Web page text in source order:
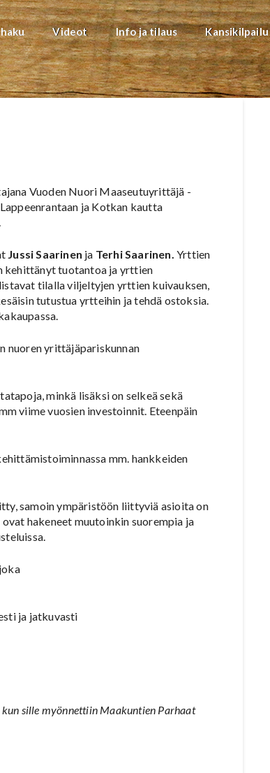
Videot Info ja tilaus Kansikilpailu
Vuoden Nuori Maaseutuyrittäjä -
ja Kotkan kautta
Jussi Saarinen ja Terhi Saarinen. Yrttien
kehittänyt tuotantoa ja yrttien
tilalla viljeltyjen yrttien kuivauksen,
tutustua yrtteihin ja tehdä ostoksia.
nuoren yrittäjäpariskunnan
minkä lisäksi on selkeä sekä
viime vuosien investoinnit. Eteenpäin
mm. hankkeiden
samoin ympäristöön liittyviä asioita on
hakeneet muutoinkin suorempia ja
ja jatkuvasti
sille myönnettiin Maakuntien Parhaat